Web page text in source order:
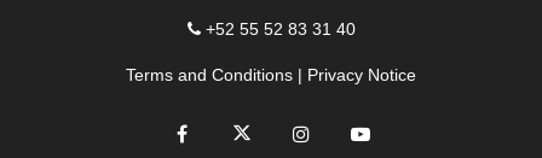
+52 55 52 83 31 40
Terms and Conditions | Privacy Notice